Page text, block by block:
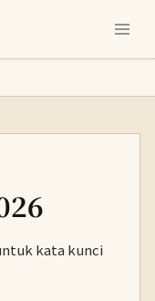
kata kunci